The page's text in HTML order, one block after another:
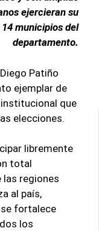
ejercieran su
municipios del
departamento.
Patiño
ejemplar de
que
elecciones.
libremente
total
las regiones
al país,
fortalece
los